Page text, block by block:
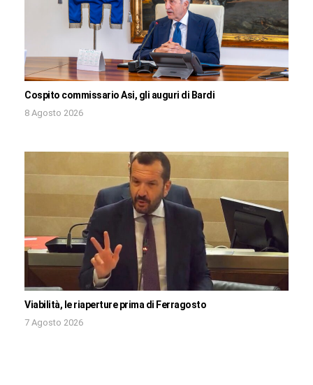
Cospito commissario Asi, gli auguri di Bardi
8 Agosto 2026
Viabilità, le riaperture prima di Ferragosto
7 Agosto 2026